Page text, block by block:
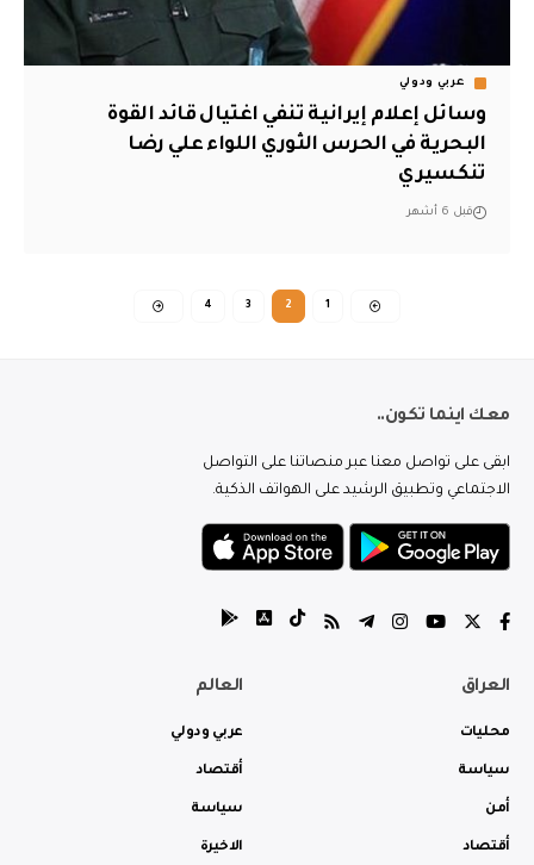
عربي ودولي
وسائل إعلام إيرانية تنفي اغتيال قائد القوة
البحرية في الحرس الثوري اللواء علي رضا
تنكسيري
قبل 6 أشهر
1
2
3
4
معك اينما تكون..
ابقى على تواصل معنا عبر منصاتنا على التواصل
الاجتماعي وتطبيق الرشيد على الهواتف الذكية.
العراق
محليات
سياسة
أمن
أقتصاد
العالم
عربي ودولي
أقتصاد
سياسة
الاخيرة